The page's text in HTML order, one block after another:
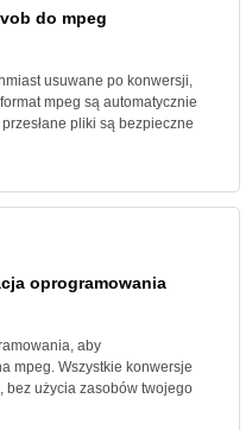
do mpeg
usuwane po konwersji,
mpeg są automatycznie
pliki są bezpieczne
oprogramowania
aby
mpeg. Wszystkie konwersje
bez użycia zasobów twojego